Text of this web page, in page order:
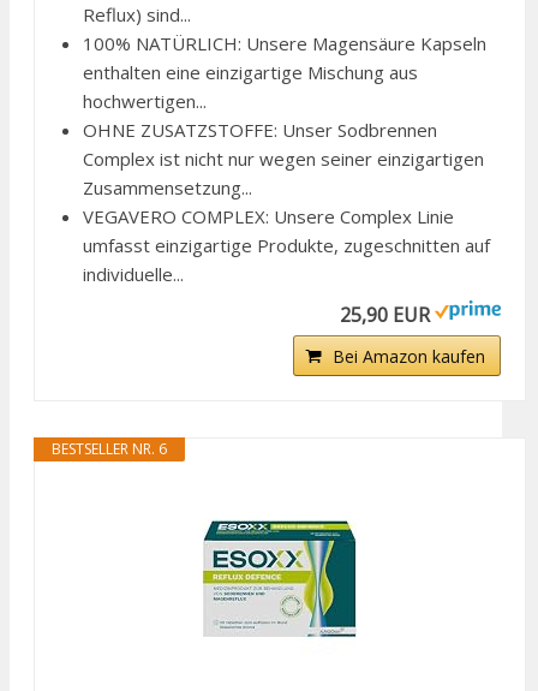
Reflux) sind...
100% NATÜRLICH: Unsere Magensäure Kapseln
enthalten eine einzigartige Mischung aus
hochwertigen...
OHNE ZUSATZSTOFFE: Unser Sodbrennen
Complex ist nicht nur wegen seiner einzigartigen
Zusammensetzung...
VEGAVERO COMPLEX: Unsere Complex Linie
umfasst einzigartige Produkte, zugeschnitten auf
individuelle...
25,90 EUR
Bei Amazon kaufen
BESTSELLER NR. 6